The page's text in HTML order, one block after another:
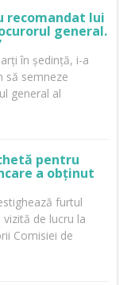
recomandat lui
general.
în ședință, i-a
să semneze
general al
pentru
a obținut
furtul
de lucru la
Comisiei de